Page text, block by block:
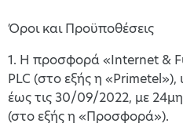
Όροι και Προϋποθέσεις
1. Η προσφορά «Internet &
PLC (στο εξής η
έως τις 30/09/2022, με
(στο εξής η «Προσφορά»).